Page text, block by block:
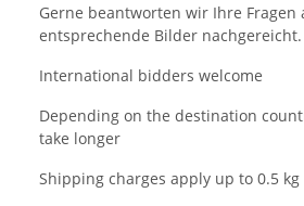
Gerne beantworten wir Ihre Fragen
entsprechende Bilder nachgereicht.
International bidders welcome
Depending on the destination
take longer
Shipping charges apply up to 0.5 kg